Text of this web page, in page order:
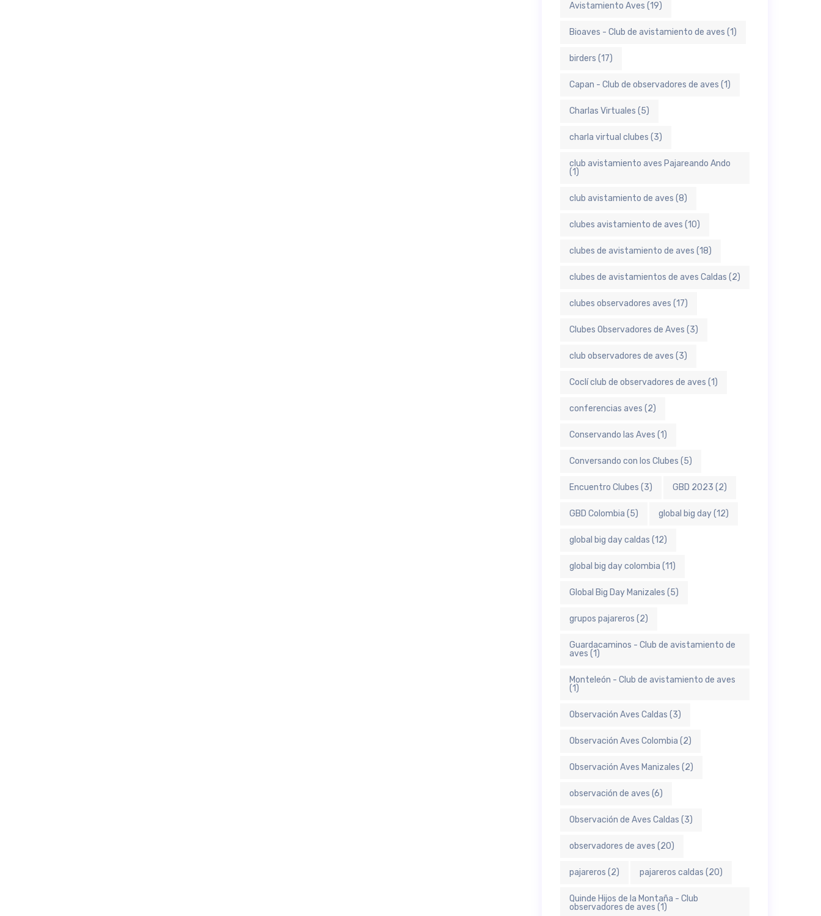
Avistamiento Aves (19)
Bioaves - Club de avistamiento de aves (1)
birders (17)
Capan - Club de observadores de aves (1)
Charlas Virtuales (5)
charla virtual clubes (3)
club avistamiento aves Pajareando Ando
(1)
club avistamiento de aves (8)
clubes avistamiento de aves (10)
clubes de avistamiento de aves (18)
clubes de avistamientos de aves Caldas (2)
clubes observadores aves (17)
Clubes Observadores de Aves (3)
club observadores de aves (3)
Coclí club de observadores de aves (1)
conferencias aves (2)
Conservando las Aves (1)
Conversando con los Clubes (5)
Encuentro Clubes (3) GBD 2023 (2)
GBD Colombia (5) global big day(12)
global big day caldas (12)
global big day colombia (11)
Global Big Day Manizales (5)
grupos pajareros (2)
Guardacaminos - Club de avistamiento de
aves (1)
Monteleón - Club de avistamiento de aves
(1)
Observación Aves Caldas (3)
Observación Aves Colombia (2)
Observación Aves Manizales (2)
observación de aves (6)
Observación de Aves Caldas (3)
observadores de aves (20)
pajareros (2) pajareros caldas (20)
Quinde Hijos de la Montaña - Club
observadores de aves (1)